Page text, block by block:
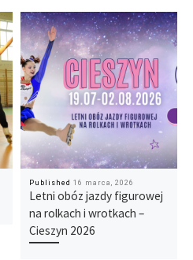
Published 16 marca, 2026
Letni obóz jazdy figurowej
na rolkach i wrotkach –
Cieszyn 2026